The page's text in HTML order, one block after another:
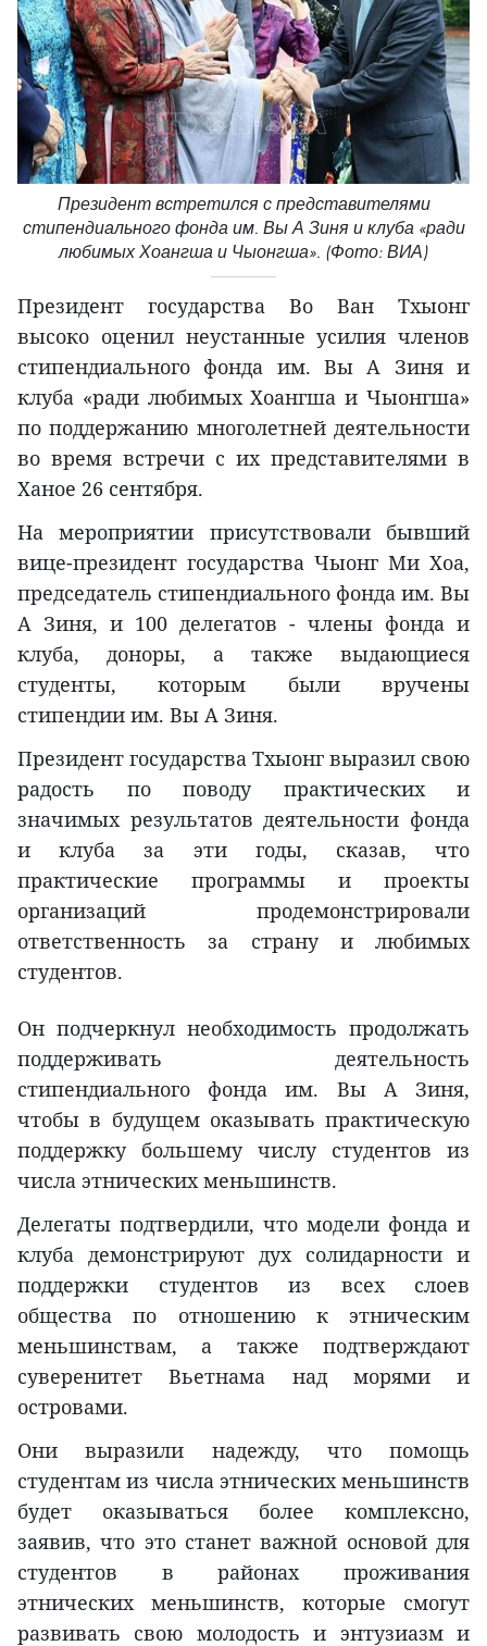
Президент встретился с представителями
стипендиального фонда им. Вы А Зиня и клуба «ради
любимых Хоангша и Чыонгша». (Фото: ВИА)
Президент государства Во Ван Тхыонг
высоко оценил неустанные усилия членов
стипендиального фонда им. Вы А Зиня и
клуба «ради любимых Хоангша и Чыонгша»
по поддержанию многолетней деятельности
во время встречи с их представителями в
Ханое 26 сентября.
На мероприятии присутствовали бывший
вице-президент государства Чыонг Ми Хоа,
председатель стипендиального фонда им. Вы
А Зиня, и 100 делегатов - члены фонда и
клуба, доноры, а также выдающиеся
студенты, которым были вручены
стипендии им. Вы А Зиня.
Президент государства Тхыонг выразил свою
радость по поводу практических и
значимых результатов деятельности фонда
и клуба за эти годы, сказав, что
практические программы и проекты
организаций продемонстрировали
ответственность за страну и любимых
студентов.
Он подчеркнул необходимость продолжать
поддерживать деятельность
стипендиального фонда им. Вы А Зиня,
чтобы в будущем оказывать практическую
поддержку большему числу студентов из
числа этнических меньшинств.
Делегаты подтвердили, что модели фонда и
клуба демонстрируют дух солидарности и
поддержки студентов из всех слоев
общества по отношению к этническим
меньшинствам, а также подтверждают
суверенитет Вьетнама над морями и
островами.
Они выразили надежду, что помощь
студентам из числа этнических меньшинств
будет оказываться более комплексно,
заявив, что это станет важной основой для
студентов в районах проживания
этнических меньшинств, которые смогут
развивать свою молодость и энтузиазм и